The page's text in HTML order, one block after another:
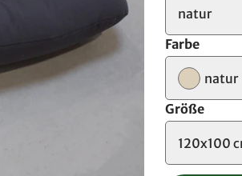
natur
Farbe
natur
Größe
120x100